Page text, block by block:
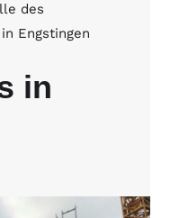
des
Engstingen
in